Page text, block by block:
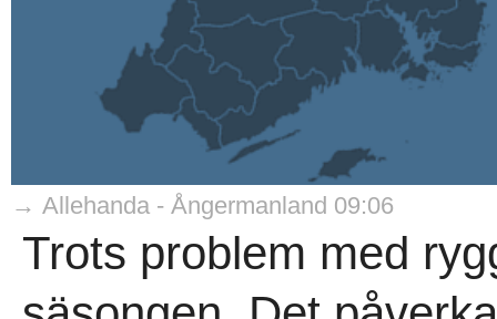
→ Allehanda - Ångermanland 09:06
Trots problem med